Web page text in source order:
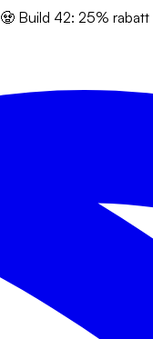
🧟 Build 42: 25%